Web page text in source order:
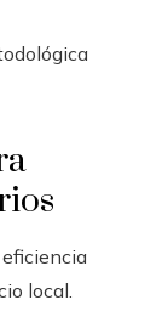
local.